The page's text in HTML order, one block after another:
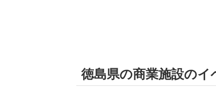
徳島県の商業施設のイ